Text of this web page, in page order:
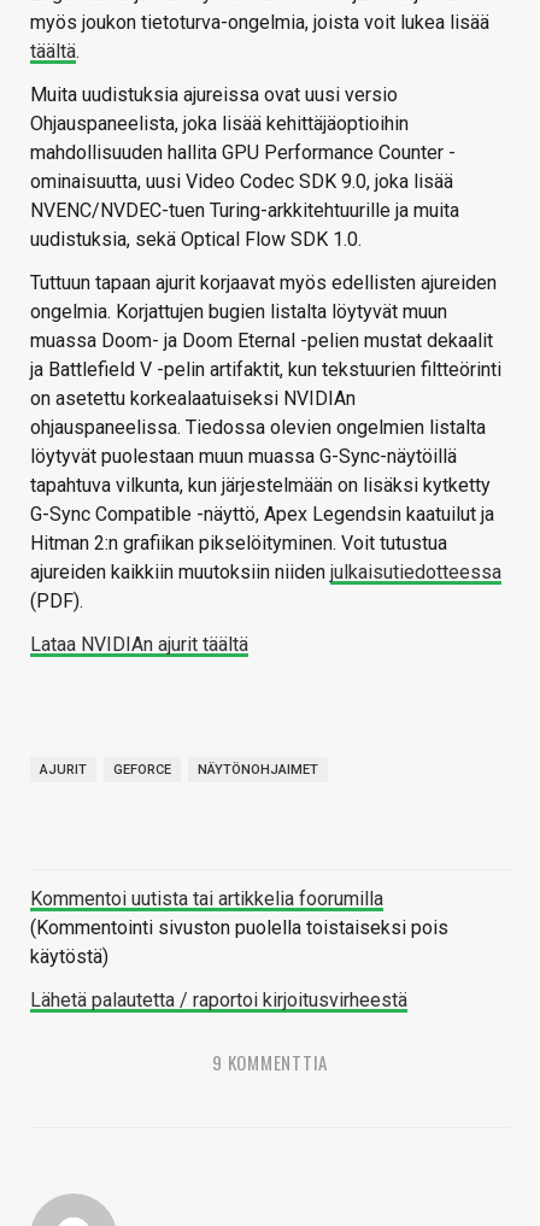
myös joukon tietoturva-ongelmia, joista voit lukea lisää
täältä.
Muita uudistuksia ajureissa ovat uusi versio
Ohjauspaneelista, joka lisää kehittäjäoptioihin
mahdollisuuden hallita GPU Performance Counter -
ominaisuutta, uusi Video Codec SDK 9.0, joka lisää
NVENC/NVDEC-tuen Turing-arkkitehtuurille ja muita
uudistuksia, sekä Optical Flow SDK 1.0.
Tuttuun tapaan ajurit korjaavat myös edellisten ajureiden
ongelmia. Korjattujen bugien listalta löytyvät muun
muassa Doom- ja Doom Eternal -pelien mustat dekaalit
ja Battlefield V -pelin artifaktit, kun tekstuurien filtteörinti
on asetettu korkealaatuiseksi NVIDIAn
ohjauspaneelissa. Tiedossa olevien ongelmien listalta
löytyvät puolestaan muun muassa G-Sync-näytöillä
tapahtuva vilkunta, kun järjestelmään on lisäksi kytketty
G-Sync Compatible -näyttö, Apex Legendsin kaatuilut ja
Hitman 2:n grafiikan pikselöityminen. Voit tutustua
ajureiden kaikkiin muutoksiin niiden julkaisutiedotteessa
(PDF).
Lataa NVIDIAn ajurit täältä
AJURIT GEFORCE NÄYTÖNOHJAIMET
Kommentoi uutista tai artikkelia foorumilla
(Kommentointi sivuston puolella toistaiseksi pois
käytöstä)
Lähetä palautetta / raportoi kirjoitusvirheestä
9 KOMMENTTIA